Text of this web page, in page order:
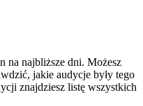
na najbliższe dni. Możesz
jakie audycje były tego
znajdziesz listę wszystkich